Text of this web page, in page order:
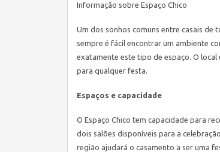
Informação sobre Espaço Chico
Um dos sonhos comuns entre casais de
sempre é fácil encontrar um ambiente
exatamente este tipo de espaço. O
para qualquer festa.
Espaços e capacidade
O Espaço Chico tem capacidade para
dois salões disponíveis para a
região ajudará o casamento a ser uma